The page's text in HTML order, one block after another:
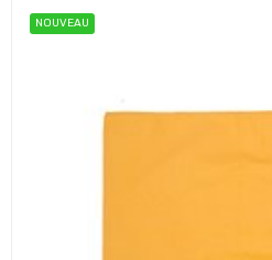
NOUVEAU